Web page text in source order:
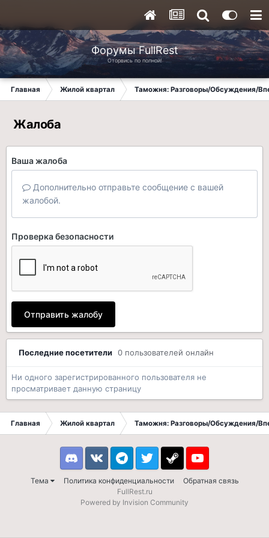
Форумы FullRest
Оторвись по полной!
Главная Жилой квартал Таможня: Разговоры/Обсуждения/
Жалоба
Ваша жалоба
Дополнительно отправьте сообщение с вашей
жалобой.
Проверка безопасности
Отправить жалобу
Последние посетители 0 пользователей онлайн
Ни одного зарегистрированного пользователя не
просматривает данную страницу
Главная Жилой квартал Таможня: Разговоры/Обсуждения/
Тема Политика конфиденциальности Обратная связь
DiscordVK TelegramTwitter Steam Youtube
FullRest.ru
Powered by Invision Community